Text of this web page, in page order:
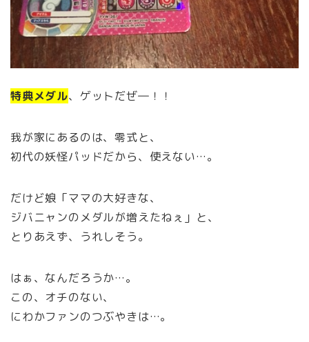
特典メダル、ゲットだぜ―！！
我が家にあるのは、零式と、
初代の妖怪パッドだから、使えない…。
だけど娘「ママの大好きな、
ジバニャンのメダルが増えたねぇ」と、
とりあえず、うれしそう。
はぁ、なんだろうか…。
この、オチのない、
にわかファンのつぶやきは…。